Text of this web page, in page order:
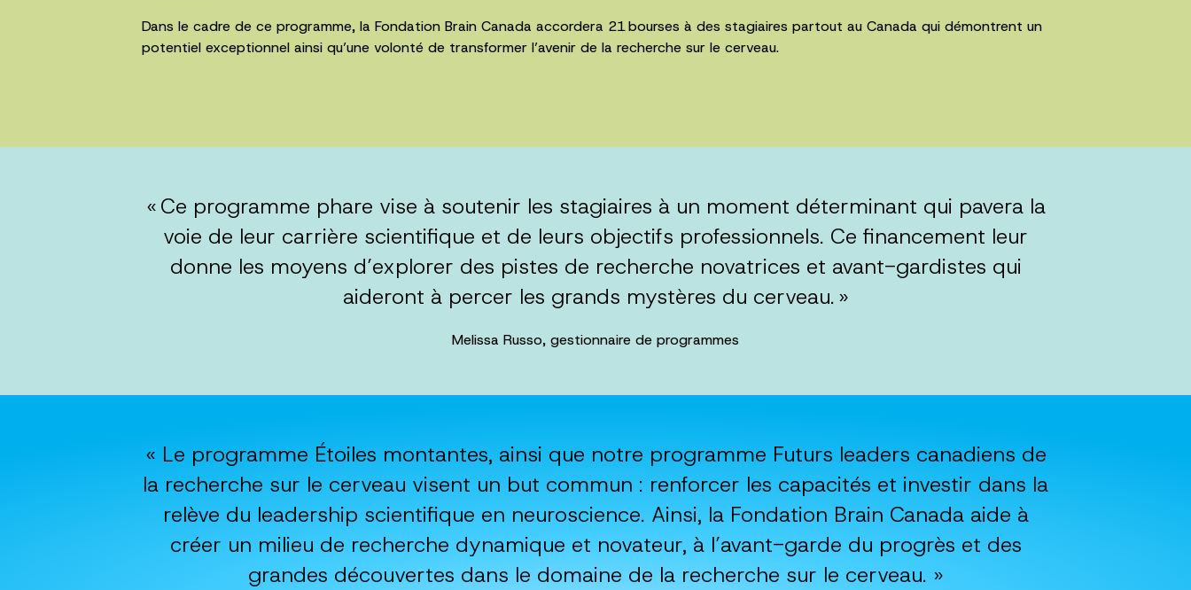
Dans le cadre de ce programme, la Fondation Brain Canada accordera 21 bourses à des stagiaires partout au Canada qui démontrent un
potentiel exceptionnel ainsi qu’une volonté de transformer l’avenir de la recherche sur le cerveau.
« Ce programme phare vise à soutenir les stagiaires à un moment déterminant qui pavera la
voie de leur carrière scientifique et de leurs objectifs professionnels. Ce financement leur
donne les moyens d’explorer des pistes de recherche novatrices et avant-gardistes qui
aideront à percer les grands mystères du cerveau. »
Melissa Russo, gestionnaire de programmes
« Le programme Étoiles montantes, ainsi que notre programme Futurs leaders canadiens de
la recherche sur le cerveau visent un but commun : renforcer les capacités et investir dans la
relève du leadership scientifique en neuroscience. Ainsi, la Fondation Brain Canada aide à
créer un milieu de recherche dynamique et novateur, à l’avant-garde du progrès et des
grandes découvertes dans le domaine de la recherche sur le cerveau. »